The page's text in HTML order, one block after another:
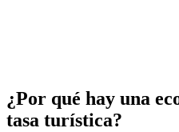
¿Por qué hay una
tasa turística?